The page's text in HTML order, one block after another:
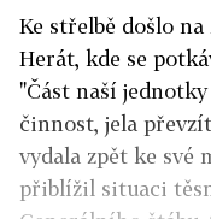
Ke střelbě došlo
Herát, kde se
"Část naší
činnost, jela
vydala zpět ke své
přiblížil situaci